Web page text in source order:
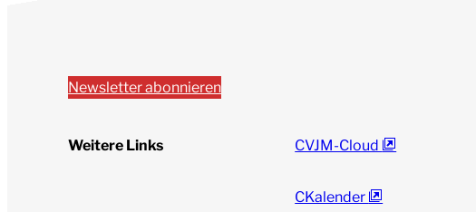
Newsletter abonnieren
Weitere Links CVJM-Cloud
CKalender